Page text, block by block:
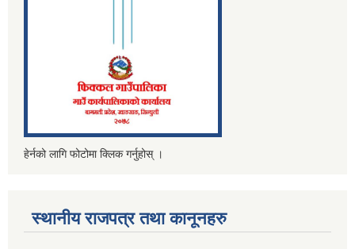
हेर्नको लागि फोटोमा क्लिक गर्नुहोस् ।
स्थानीय राजपत्र तथा कानूनहरु